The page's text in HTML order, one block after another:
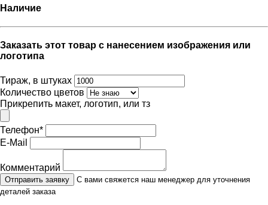
Наличие
Заказать этот товар с нанесением изображения или
логотипа
Тираж, в штуках
Количество цветов
Прикрепить макет, логотип, или тз
Телефон*
E-Mail
Комментарий
Отправить заявку
С вами свяжется наш менеджер для уточнения
деталей заказа